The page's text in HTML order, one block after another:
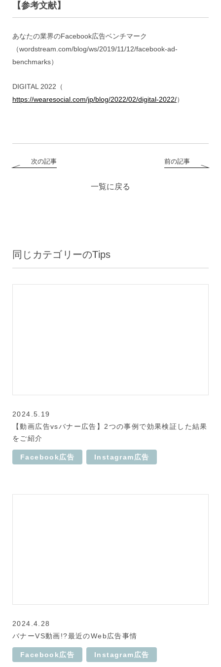
【参考文献】
あなたの業界のFacebook広告ベンチマーク
（wordstream.com/blog/ws/2019/11/12/facebook-ad-
benchmarks）
DIGITAL 2022（
https://wearesocial.com/jp/blog/2022/02/digital-2022/）
次の記事
一覧に戻る
前の記事
同じカテゴリーのTips
2024.5.19
【動画広告vsバナー広告】2つの事例で効果検証した結果
をご紹介
Facebook広告 Instagram広告
2024.4.28
バナーVS動画!?最近のWeb広告事情
Facebook広告 Instagram広告